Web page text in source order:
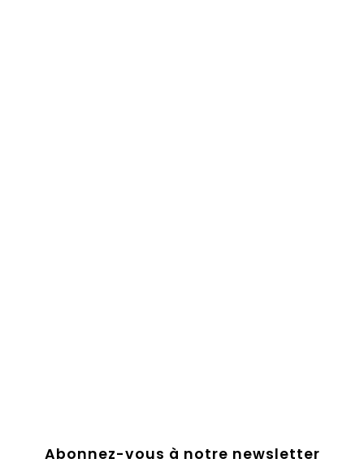
Abonnez-vous à notre newsletter